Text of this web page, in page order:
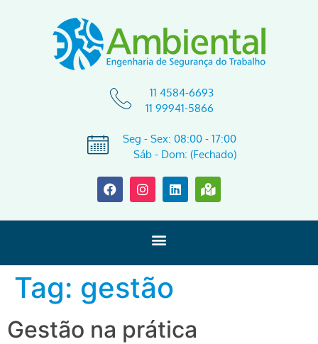
11 4584-6693
11 99941-5866
Seg - Sex: 08:00 - 17:00
Sáb - Dom: (Fechado)
Tag: gestão
Gestão na prática